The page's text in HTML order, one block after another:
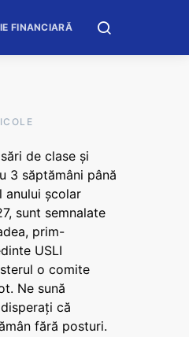
FINANCIARĂ
de clase și
3 săptămâni până
anului școlar
sunt semnalate
prim-
USLI
o comite
Ne sună
că
fără posturi.